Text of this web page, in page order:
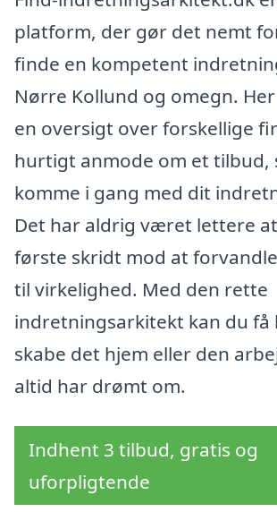
platform, der gør det nemt
finde en kompetent
Nørre Kollund og omegn.
en oversigt over forskellige
hurtigt anmode om et tilbud,
komme i gang med dit
Det har aldrig været lettere
første skridt mod at
til virkelighed. Med den rette
indretningsarkitekt kan du
skabe det hjem eller den
altid har drømt om.
Indhent 3 tilbud, gratis og
uforpligtende